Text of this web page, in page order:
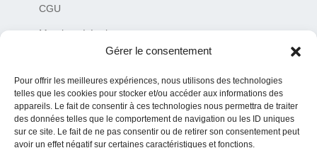
Gérer le consentement
Pour offrir les meilleures expériences, nous utilisons des technologies
telles que les cookies pour stocker et/ou accéder aux informations des
appareils. Le fait de consentir à ces technologies nous permettra de traiter
des données telles que le comportement de navigation ou les ID uniques
sur ce site. Le fait de ne pas consentir ou de retirer son consentement peut
avoir un effet négatif sur certaines caractéristiques et fonctions.
CGU
Mentions Légales
Charte de déontologie